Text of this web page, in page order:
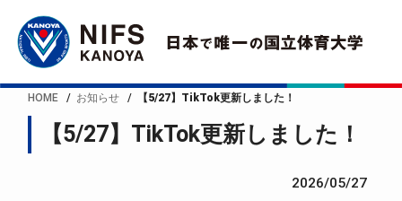
HOME お知らせ 【5/27】TikTok更新しました！
【5/27】TikTok更新しました！
2026/05/27